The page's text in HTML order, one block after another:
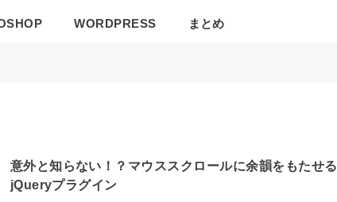
WORDPRESS まとめ
意外と知らない！？マウススクロールに余韻をもたせる
jQueryプラグイン